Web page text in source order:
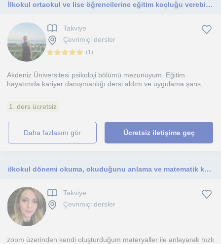
İlkokul ortaokul ve lise öğrencilerine eğitim koçluğu verebilirim.
Takviye
Çevrimiçi dersler
(1)
Akdeniz Üniversitesi psikoloji bölümü mezunuyum. Eğitim
hayatımda kariyer danışmanlığı dersi aldım ve uygulama şans...
1. ders ücretsiz
daha fazlasını gör Ücretsiz iletişime geç
ilkokul dönemi okuma, okuduğunu anlama ve matematik konularında yardımcı olabilirim.
Takviye
Çevrimiçi dersler
zoom üzerinden kendi oluşturduğum materyaller ile anlayarak hızlı